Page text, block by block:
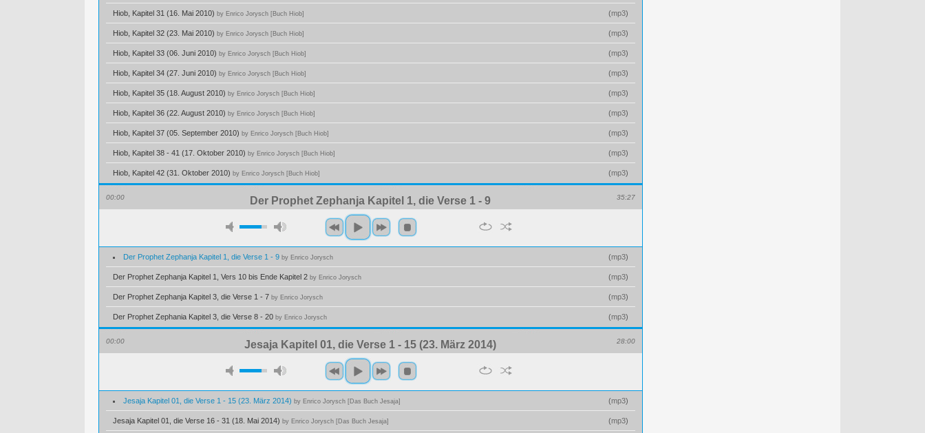
(mp3)
Hiob, Kapitel 31 (16. Mai 2010) by Enrico Jorysch [Buch Hiob]
(mp3)
Hiob, Kapitel 32 (23. Mai 2010) by Enrico Jorysch [Buch Hiob]
(mp3)
Hiob, Kapitel 33 (06. Juni 2010) by Enrico Jorysch [Buch Hiob]
(mp3)
Hiob, Kapitel 34 (27. Juni 2010) by Enrico Jorysch [Buch Hiob]
(mp3)
Hiob, Kapitel 35 (18. August 2010) by Enrico Jorysch [Buch Hiob]
(mp3)
Hiob, Kapitel 36 (22. August 2010) by Enrico Jorysch [Buch Hiob]
(mp3)
Hiob, Kapitel 37 (05. September 2010) by Enrico Jorysch [Buch Hiob]
(mp3)
Hiob, Kapitel 38 - 41 (17. Oktober 2010) by Enrico Jorysch [Buch Hiob]
(mp3)
Hiob, Kapitel 42 (31. Oktober 2010) by Enrico Jorysch [Buch Hiob]
00:00 35:27
Der Prophet Zephanja Kapitel 1, die Verse 1 - 9
(mp3)
Der Prophet Zephanja Kapitel 1, die Verse 1 - 9 by Enrico Jorysch
(mp3)
Der Prophet Zephanja Kapitel 1, Vers 10 bis Ende Kapitel 2 by Enrico Jorysch
(mp3)
Der Prophet Zephanja Kapitel 3, die Verse 1 - 7 by Enrico Jorysch
(mp3)
Der Prophet Zephania Kapitel 3, die Verse 8 - 20 by Enrico Jorysch
00:00 28:00
Jesaja Kapitel 01, die Verse 1 - 15 (23. März 2014)
(mp3)
Jesaja Kapitel 01, die Verse 1 - 15 (23. März 2014) by Enrico Jorysch [Das Buch Jesaja]
(mp3)
Jesaja Kapitel 01, die Verse 16 - 31 (18. Mai 2014) by Enrico Jorysch [Das Buch Jesaja]